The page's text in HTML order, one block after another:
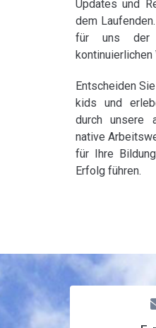
Updates und
dem
für uns der
kontinuierlichen
Entscheiden
kids und
durch unsere
native
für Ihre
Erfolg führen.